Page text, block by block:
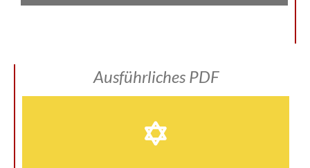
Ausführliches PDF